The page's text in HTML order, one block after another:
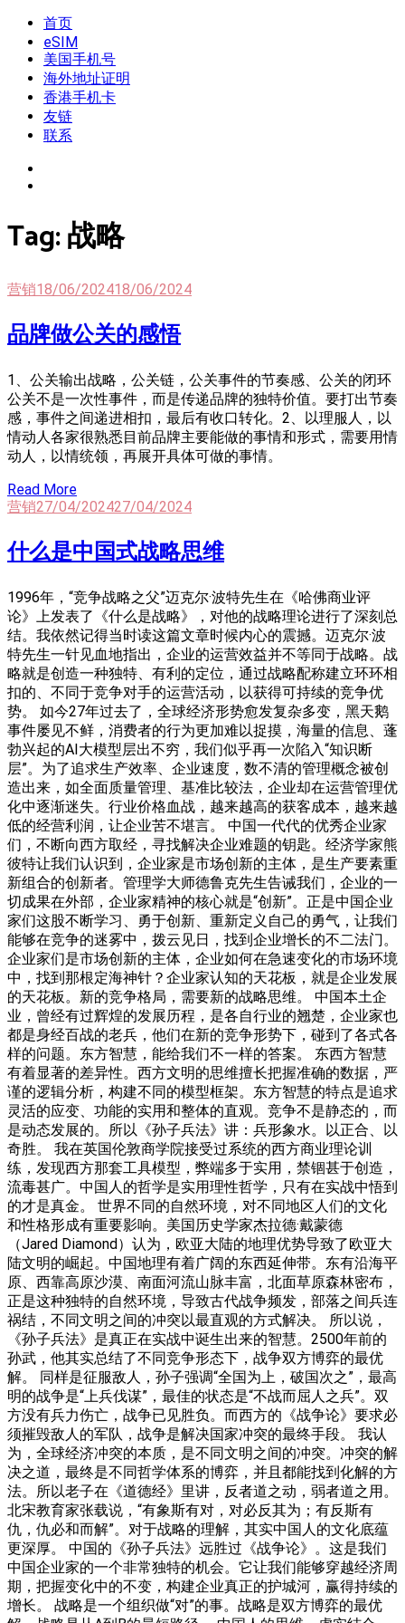
Skip
content
我是王掌柜
新闻酸菜馆|极客电台|自媒体联盟
首页
eSIM
美国手机号
海外地址证明
香港手机卡
友链
联系
Tag:战略
营销18/06/202418/06/2024
品牌做公关的感悟
1、公关输出战略，公关链，公关事件的节奏感、公关的闭环
公关不是一次性事件，而是传递品牌的独特价值。要打出节奏
感，事件之间递进相扣，最后有收口转化。2、以理服人，以
情动人各家很熟悉目前品牌主要能做的事情和形式，需要用情
动人，以情统领，再展开具体可做的事情。
Read More
营销27/04/202427/04/2024
什么是中国式战略思维
1996年，“竞争战略之父”迈克尔·波特先生在《哈佛商业评
论》上发表了《什么是战略》，对他的战略理论进行了深刻总
结。我依然记得当时读这篇文章时候内心的震撼。迈克尔·波
特先生一针见血地指出，企业的运营效益并不等同于战略。战
略就是创造一种独特、有利的定位，通过战略配称建立环环相
扣的、不同于竞争对手的运营活动，以获得可持续的竞争优
势。 如今27年过去了，全球经济形势愈发复杂多变，黑天鹅
事件屡见不鲜，消费者的行为更加难以捉摸，海量的信息、蓬
勃兴起的AI大模型层出不穷，我们似乎再一次陷入“知识断
层”。为了追求生产效率、企业速度，数不清的管理概念被创
造出来，如全面质量管理、基准比较法，企业却在运营管理优
化中逐渐迷失。行业价格血战，越来越高的获客成本，越来越
低的经营利润，让企业苦不堪言。 中国一代代的优秀企业家
们，不断向西方取经，寻找解决企业难题的钥匙。经济学家熊
彼特让我们认识到，企业家是市场创新的主体，是生产要素重
新组合的创新者。管理学大师德鲁克先生告诫我们，企业的一
切成果在外部，企业家精神的核心就是“创新”。正是中国企业
家们这股不断学习、勇于创新、重新定义自己的勇气，让我们
能够在竞争的迷雾中，拨云见日，找到企业增长的不二法门。
企业家们是市场创新的主体，企业如何在急速变化的市场环境
中，找到那根定海神针？企业家认知的天花板，就是企业发展
的天花板。新的竞争格局，需要新的战略思维。 中国本土企
业，曾经有过辉煌的发展历程，是各自行业的翘楚，企业家也
都是身经百战的老兵，他们在新的竞争形势下，碰到了各式各
样的问题。东方智慧，能给我们不一样的答案。 东西方智慧
有着显著的差异性。西方文明的思维擅长把握准确的数据，严
谨的逻辑分析，构建不同的模型框架。东方智慧的特点是追求
灵活的应变、功能的实用和整体的直观。竞争不是静态的，而
是动态发展的。所以《孙子兵法》讲：兵形象水。以正合、以
奇胜。 我在英国伦敦商学院接受过系统的西方商业理论训
练，发现西方那套工具模型，弊端多于实用，禁锢甚于创造，
流毒甚广。中国人的哲学是实用理性哲学，只有在实战中悟到
的才是真金。 世界不同的自然环境，对不同地区人们的文化
和性格形成有重要影响。美国历史学家杰拉德·戴蒙德
（Jared Diamond）认为，欧亚大陆的地理优势导致了欧亚大
陆文明的崛起。中国地理有着广阔的东西延伸带。东有沿海平
原、西靠高原沙漠、南面河流山脉丰富，北面草原森林密布，
正是这种独特的自然环境，导致古代战争频发，部落之间兵连
祸结，不同文明之间的冲突以最直观的方式解决。 所以说，
《孙子兵法》是真正在实战中诞生出来的智慧。2500年前的
孙武，他其实总结了不同竞争形态下，战争双方博弈的最优
解。 同样是征服敌人，孙子强调“全国为上，破国次之”，最高
明的战争是“上兵伐谋”，最佳的状态是“不战而屈人之兵”。双
方没有兵力伤亡，战争已见胜负。而西方的《战争论》要求必
须摧毁敌人的军队，战争是解决国家冲突的最终手段。 我认
为，全球经济冲突的本质，是不同文明之间的冲突。冲突的解
决之道，最终是不同哲学体系的博弈，并且都能找到化解的方
法。所以老子在《道德经》里讲，反者道之动，弱者道之用。
北宋教育家张载说，“有象斯有对，对必反其为；有反斯有
仇，仇必和而解”。对于战略的理解，其实中国人的文化底蕴
更深厚。 中国的《孙子兵法》远胜过《战争论》。这是我们
中国企业家的一个非常独特的机会。它让我们能够穿越经济周
期，把握变化中的不变，构建企业真正的护城河，赢得持续的
增长。 战略是一个组织做“对”的事。战略是双方博弈的最优